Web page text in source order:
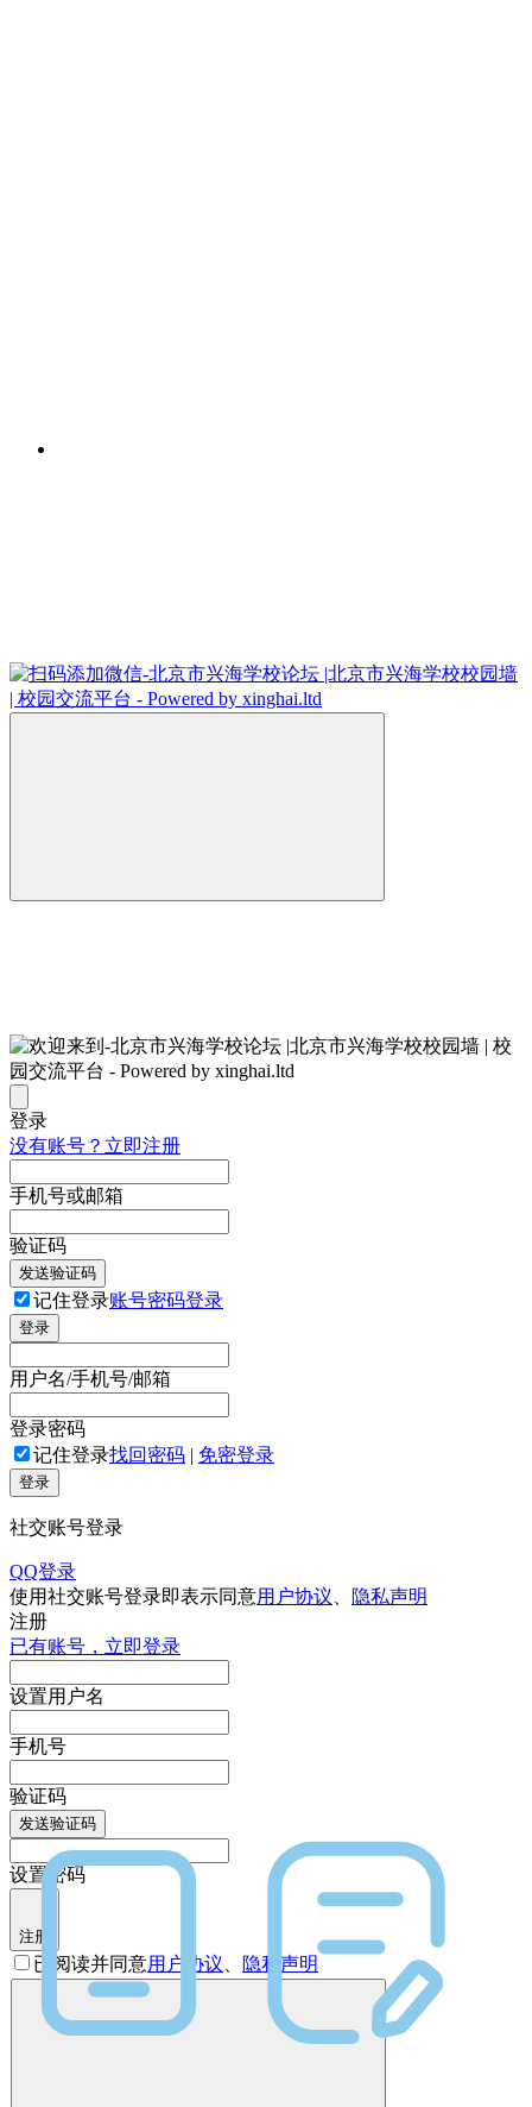
登录
没有账号？立即注册
手机号或邮箱
验证码
发送验证码
记住登录账号密码登录
登录
用户名/手机号/邮箱
登录密码
记住登录找回密码 | 免密登录
登录
社交账号登录
QQ登录
使用社交账号登录即表示同意用户协议
隐私声明
注册
已有账号，立即登录
设置用户名
手机号
验证码
发送验证码
设置密码
注册
已阅读并同意用户协议 隐私声明